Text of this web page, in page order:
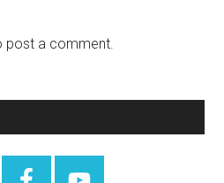
post a comment.